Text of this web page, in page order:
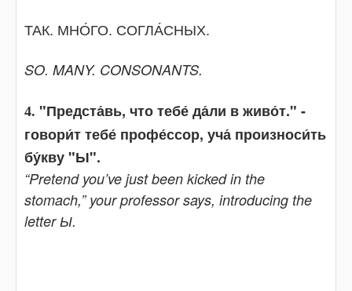
ТАК. МНО́ГО. СОГЛА́СНЫХ.
SO. MANY. CONSONANTS.
4. "Предста́вь, что тебе́ да́ли в живо́т." -
говори́т тебе́ профе́ссор, уча́ произноси́ть
бу́кву "Ы".
“Pretend you’ve just been kicked in the
stomach,” your professor says, introducing the
letter Ы.